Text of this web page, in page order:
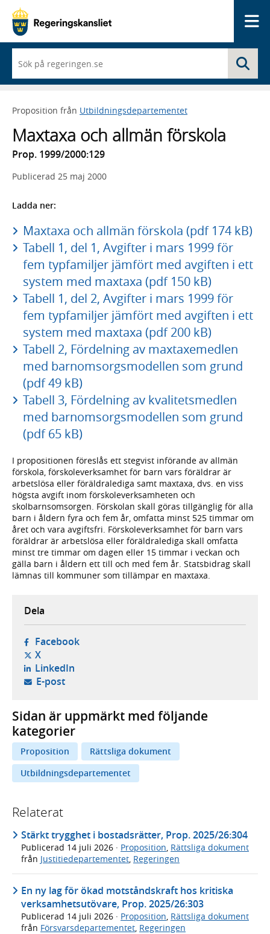
du
börjar
skriva
framträder
lista
med
sökförslag
Proposition från Utbildningsdepartementet
Maxtaxa och allmän förskola
Prop. 1999/2000:129
Publicerad 25 maj 2000
Ladda ner:
Maxtaxa och allmän förskola (pdf 174 kB)
Tabell 1, del 1, Avgifter i mars 1999 för
fem typfamiljer jämfört med avgiften i ett
system med maxtaxa (pdf 150 kB)
Tabell 1, del 2, Avgifter i mars 1999 för
fem typfamiljer jämfört med avgiften i ett
system med maxtaxa (pdf 200 kB)
Tabell 2, Fördelning av maxtaxemedlen
med barnomsorgsmodellen som grund
(pdf 49 kB)
Tabell 3, Fördelning av kvalitetsmedlen
med barnomsorgsmodellen som grund
(pdf 65 kB)
I propositionen föreslås ett stegvist införande av allmän
förskola, förskoleverksamhet för barn vars föräldrar är
arbetslösa eller föräldralediga samt maxtaxa, dvs. en viss
högsta avgift inom förskoleverksamheten och
skolbarnsomsorgen. Förskolan skall göras tillgänglig för alla
barn i åldern fyra och fem år, omfatta minst 525 timmar om
året och vara avgiftsfri. Förskoleverksamhet för barn vars
föräldrar är arbetslösa eller föräldralediga skall omfatta
minst tre timmar om dagen eller 15 timmar i veckan och
gälla barn i åldern ett till och med fem år. Statsbidrag skall
lämnas till kommuner som tillämpar en maxtaxa.
Dela
Facebook- öppnas i ny flik, extern webbplats,
X- öppnas i ny flik, extern webbplats,
LinkedIn- öppnas i ny flik, extern webbplats,
E-post- öppnar din e-postklient,
Sidan är uppmärkt med följande
kategorier
Proposition
Rättsliga dokument
Utbildningsdepartementet
Relaterat
Stärkt trygghet i bostadsrätter, Prop. 2025/26:304
Publicerad 14 juli 2026 · Proposition, Rättsliga dokument
från Justitiedepartementet, Regeringen
En ny lag för ökad motståndskraft hos kritiska
verksamhetsutövare, Prop. 2025/26:303
Publicerad 14 juli 2026 · Proposition Rättsliga dokument
från Försvarsdepartementet Regeringen